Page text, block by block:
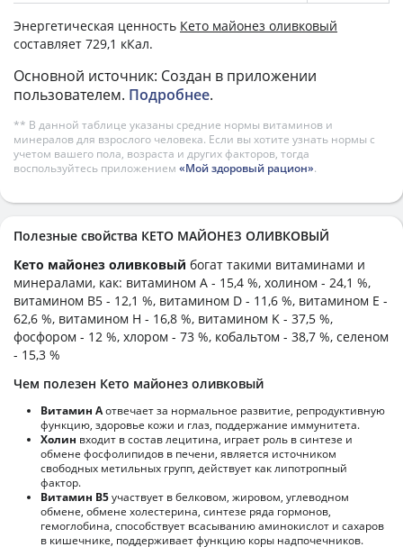
Энергетическая ценность Кето майонез оливковый
составляет 729,1 кКал.
Основной источник: Создан в приложении
пользователем. Подробнее.
** В данной таблице указаны средние нормы витаминов и
минералов для взрослого человека. Если вы хотите узнать нормы с
учетом вашего пола, возраста и других факторов, тогда
воспользуйтесь приложением «Мой здоровый рацион».
Полезные свойства КЕТО МАЙОНЕЗ ОЛИВКОВЫЙ
Кето майонез оливковый богат такими витаминами и
минералами, как: витамином А - 15,4 %, холином - 24,1 %,
витамином B5 - 12,1 %, витамином D - 11,6 %, витамином E -
62,6 %, витамином H - 16,8 %, витамином K - 37,5 %,
фосфором - 12 %, хлором - 73 %, кобальтом - 38,7 %, селеном
- 15,3 %
Чем полезен Кето майонез оливковый
Витамин Аотвечает за нормальное развитие, репродуктивную
функцию, здоровье кожи и глаз, поддержание иммунитета.
Холин входит в состав лецитина, играет роль в синтезе и
обмене фосфолипидов в печени, является источником
свободных метильных групп, действует как липотропный
фактор.
Витамин В5участвует в белковом, жировом, углеводном
обмене, обмене холестерина, синтезе ряда гормонов,
гемоглобина, способствует всасыванию аминокислот и сахаров
в кишечнике, поддерживает функцию коры надпочечников.